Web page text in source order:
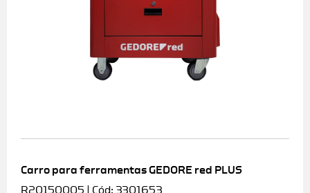
Carro para ferramentas GEDORE red PLUS
R20150005 | Cód: 3301653